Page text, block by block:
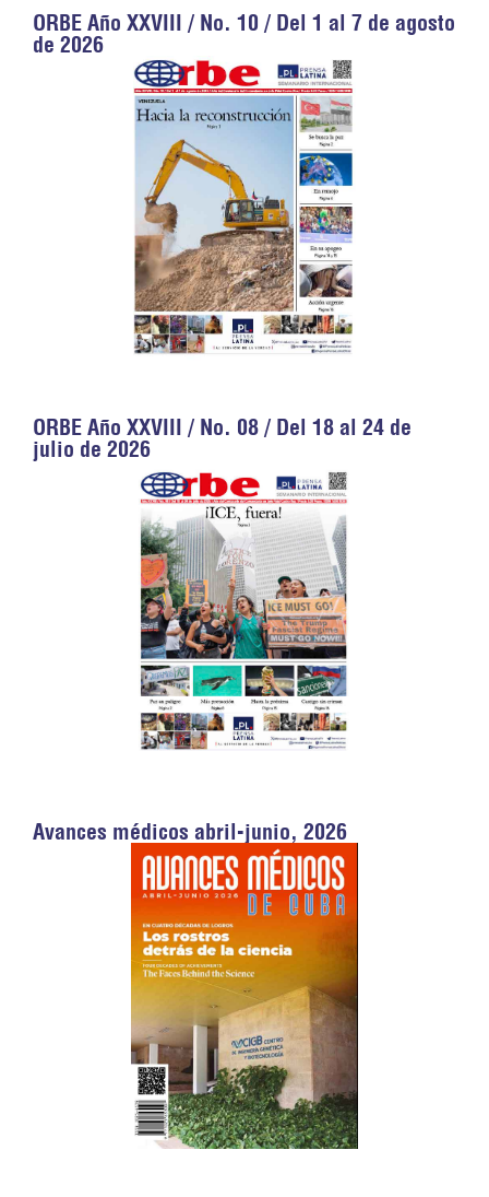
ORBE Año XXVIII / No. 10 / Del 1 al 7 de agosto
de 2026
ORBE Año XXVIII / No. 08 / Del 18 al 24 de
julio de 2026
Avances médicos abril-junio, 2026